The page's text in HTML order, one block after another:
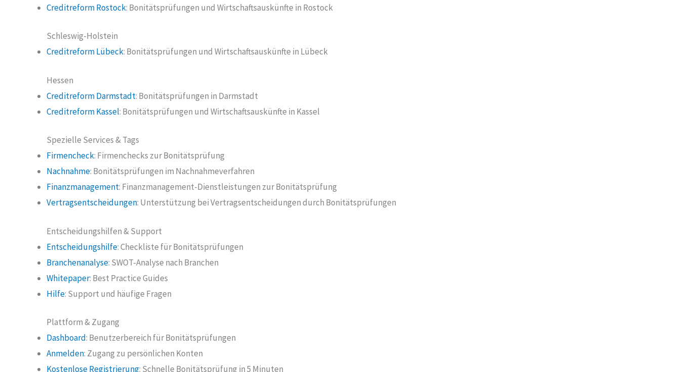
Creditreform Rostock: Bonitätsprüfungen und Wirtschaftsauskünfte in Rostock
Schleswig-Holstein
Creditreform Lübeck: Bonitätsprüfungen und Wirtschaftsauskünfte in Lübeck
Hessen
Creditreform Darmstadt: Bonitätsprüfungen in Darmstadt
Creditreform Kassel: Bonitätsprüfungen und Wirtschaftsauskünfte in Kassel
Spezielle Services & Tags
Firmencheck: Firmenchecks zur Bonitätsprüfung
Nachnahme: Bonitätsprüfungen im Nachnahmeverfahren
Finanzmanagement: Finanzmanagement-Dienstleistungen zur Bonitätsprüfung
Vertragsentscheidungen: Unterstützung bei Vertragsentscheidungen durch Bonitätsprüfungen
Entscheidungshilfen & Support
Entscheidungshilfe: Checkliste für Bonitätsprüfungen
Branchenanalyse: SWOT-Analyse nach Branchen
Whitepaper: Best Practice Guides
Hilfe: Support und häufige Fragen
Plattform & Zugang
Dashboard: Benutzerbereich für Bonitätsprüfungen
Anmelden: Zugang zu persönlichen Konten
Kostenlose Registrierung: Schnelle Bonitätsprüfung in 5 Minuten